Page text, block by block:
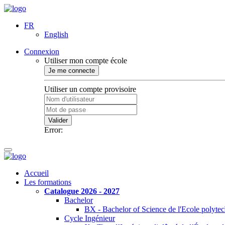
FR
English
Connexion
Utiliser mon compte école
Je me connecte
Utiliser un compte provisoire
Valider
Error:
Accueil
Les formations
Catalogue 2026 - 2027
Bachelor
BX - Bachelor of Science de l'Ecole
Cycle Ingénieur